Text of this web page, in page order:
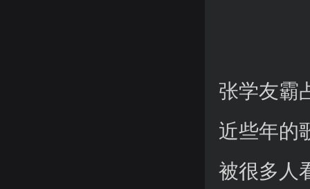
张学友霸
近些年的
被很多人